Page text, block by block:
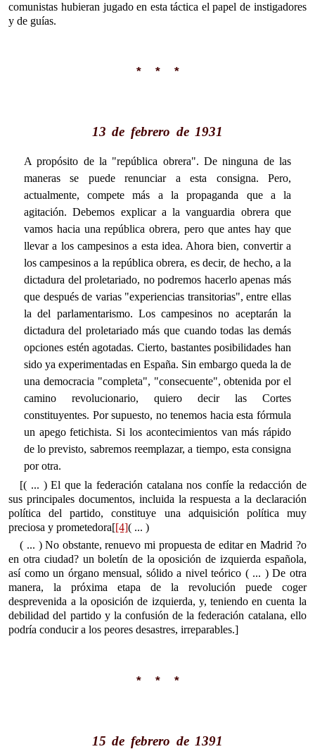
comunistas hubieran jugado en esta táctica el papel de instigadores
y de guías.
* * *
13 de febrero de 1931
A propósito de la "república obrera". De ninguna de las
maneras se puede renunciar a esta consigna. Pero,
actualmente, compete más a la propaganda que a la
agitación. Debemos explicar a la vanguardia obrera que
vamos hacia una república obrera, pero que antes hay que
llevar a los campesinos a esta idea. Ahora bien, convertir a
los campesinos a la república obrera, es decir, de hecho, a la
dictadura del proletariado, no podremos hacerlo apenas más
que después de varias "experiencias transitorias", entre ellas
la del parlamentarismo. Los campesinos no aceptarán la
dictadura del proletariado más que cuando todas las demás
opciones estén agotadas. Cierto, bastantes posibilidades han
sido ya experimentadas en España. Sin embargo queda la de
una democracia "completa", "consecuente", obtenida por el
camino revolucionario, quiero decir las Cortes
constituyentes. Por supuesto, no tenemos hacia esta fórmula
un apego fetichista. Si los acontecimientos van más rápido
de lo previsto, sabremos reemplazar, a tiempo, esta consigna
por otra.
[( ... ) El que la federación catalana nos confíe la redacción de
sus principales documentos, incluida la respuesta a la declaración
política del partido, constituye una adquisición política muy
preciosa y prometedora[[4]( ... )
( ... ) No obstante, renuevo mi propuesta de editar en Madrid ?o
en otra ciudad? un boletín de la oposición de izquierda española,
así como un órgano mensual, sólido a nivel teórico ( ... ) De otra
manera, la próxima etapa de la revolución puede coger
desprevenida a la oposición de izquierda, y, teniendo en cuenta la
debilidad del partido y la confusión de la federación catalana, ello
podría conducir a los peores desastres, irreparables.]
* * *
15 de febrero de 1391